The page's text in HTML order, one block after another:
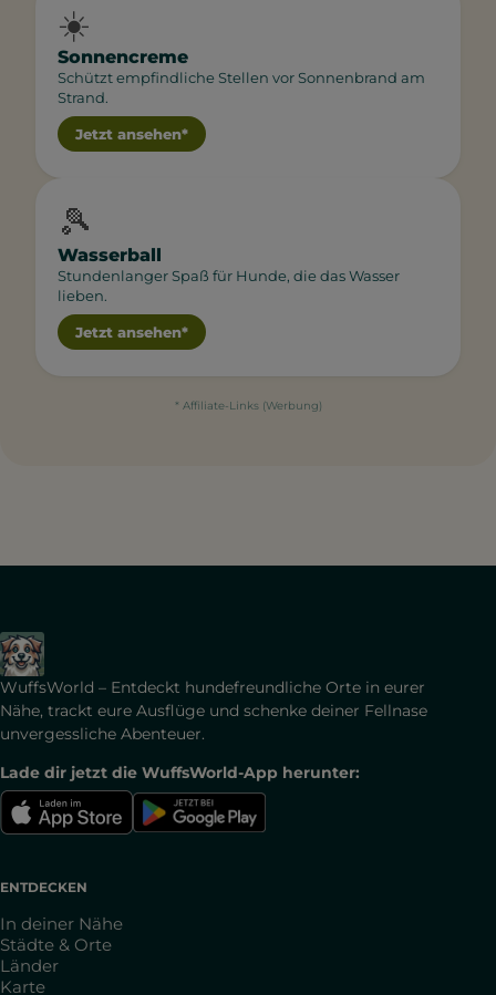
☀️
Sonnencreme
Schützt empfindliche Stellen vor Sonnenbrand am
Strand.
Jetzt ansehen*
🎾
Wasserball
Stundenlanger Spaß für Hunde, die das Wasser
lieben.
Jetzt ansehen*
* Affiliate-Links (Werbung)
WuffsWorld – Entdeckt hundefreundliche Orte in eurer
Nähe, trackt eure Ausflüge und schenke deiner Fellnase
unvergessliche Abenteuer.
Lade dir jetzt die WuffsWorld-App herunter:
ENTDECKEN
In deiner Nähe
Städte & Orte
Länder
Karte